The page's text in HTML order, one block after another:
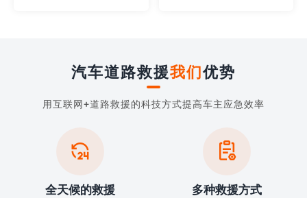
汽车道路救援我们优势
用互联网+道路救援的科技方式提高车主应急效率

全天候的救援

多种救援方式